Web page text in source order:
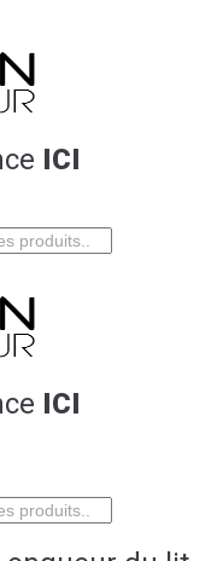
ICI
ICI